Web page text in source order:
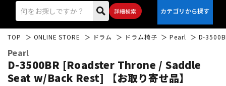
詳細検索
TOP ONLINE STORE ドラム ドラム椅子 Pearl D-
Pearl
D-3500BR [Roadster Throne / Saddle
Seat w/Back Rest] 【お取り寄せ品】